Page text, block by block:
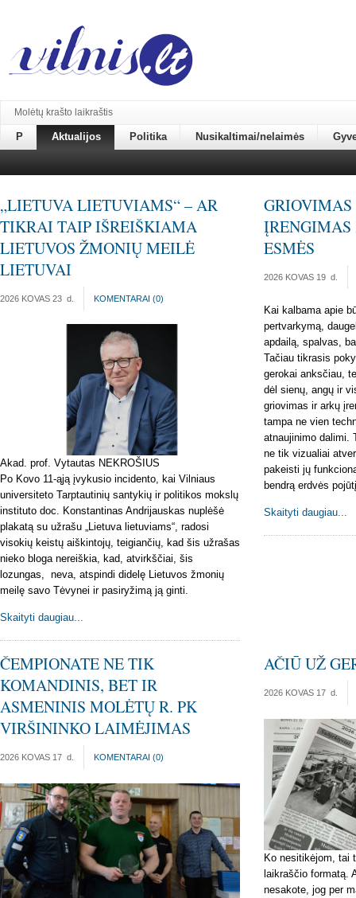
Molėtų krašto laikraštis
P Aktualijos Politika Nusikaltimai/nelaimės
„LIETUVA LIETUVIAMS“ – AR
TIKRAI TAIP IŠREIŠKIAMA
LIETUVOS ŽMONIŲ MEILĖ
LIETUVAI
2026 KOVAS 23 d. KOMENTARAI (0)
Akad. prof. Vytautas NEKROŠIUS
Po Kovo 11-ąją įvykusio incidento, kai Vilniaus
universiteto Tarptautinių santykių ir politikos mokslų
instituto doc. Konstantinas Andrijauskas nuplėšė
plakatą su užrašu „Lietuva lietuviams“, radosi
visokių keistų aiškintojų, teigiančių, kad šis užrašas
nieko bloga nereiškia, kad, atvirkščiai, šis
lozungas, neva, atspindi didelę Lietuvos žmonių
meilę savo Tėvynei ir pasiryžimą ją ginti.
Skaityti daugiau...
ESMĖS
2026 KOVAS 19 d.
Kai kalbama apie
pertvarkymą,
apdailą, spalvas,
Tačiau tikrasis
gerokai anksčiau,
dėl sienų, angų ir
griovimas ir arkų
tampa ne vien
atnaujinimo dalimi.
ne tik vizualiai
pakeisti jų
bendrą erdvės
Skaityti daugiau...
ČEMPIONATE NE TIK
KOMANDINIS, BET IR
ASMENINIS MOLĖTŲ R. PK
VIRŠININKO LAIMĖJIMAS
2026 KOVAS 17 d. KOMENTARAI (0)
AČIŪ UŽ
2026 KOVAS 17 d.
Ko nesitikėjom, tai
laikraščio formatą.
nesakote, jog per